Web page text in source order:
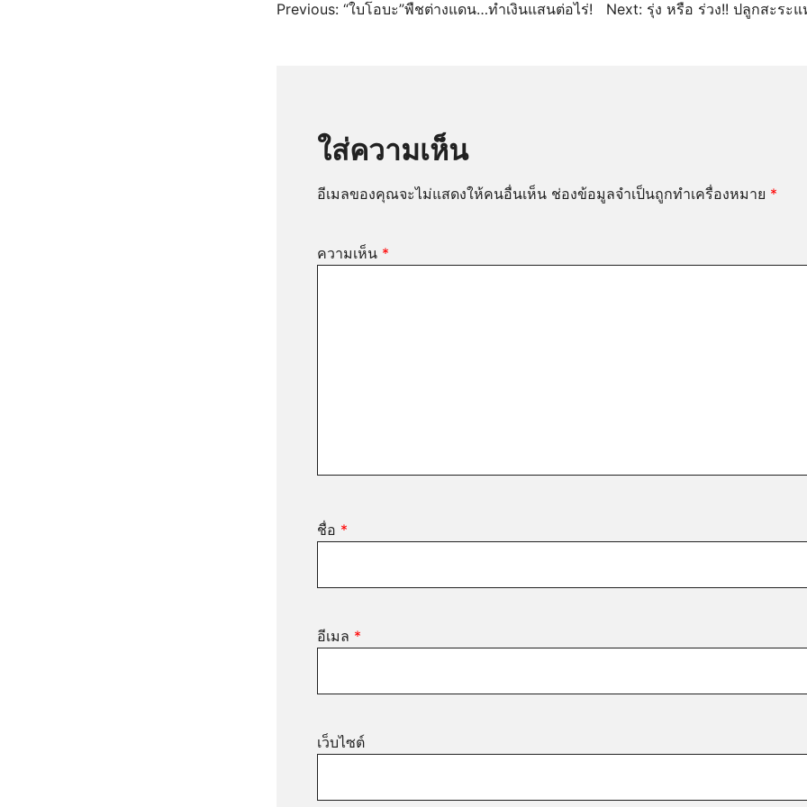
แนะแนว
Previous: “ใบโอบะ”พืชต่างแดน…ทำเงินแสนต่อไร่! Next: รุ่ง หรือ ร่วง!! ปลูกสะระ
ใส่ความเห็น
อีเมลของคุณจะไม่แสดงให้คนอื่นเห็น ช่องข้อมูลจำเป็นถูกทำเครื่องหมาย *
ความเห็น *
ชื่อ *
อีเมล *
เว็บไซต์